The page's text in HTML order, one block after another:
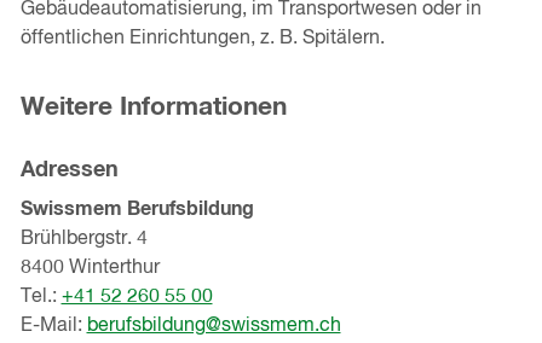
Gebäudeautomatisierung, im Transportwesen oder in
öffentlichen Einrichtungen, z. B. Spitälern.
Weitere Informationen
Adressen
Swissmem Berufsbildung
Brühlbergstr. 4
8400 Winterthur
Tel.: +41 52 260 55 00
E-Mail: berufsbildung@swissmem.ch